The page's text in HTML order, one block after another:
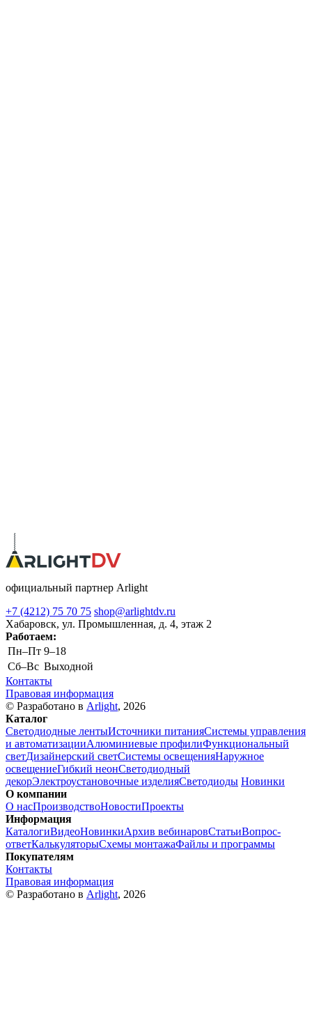
официальный партнер Arlight
+7 (4212) 75 70 75 shop@arlightdv.ru
Хабаровск, ул. Промышленная, д. 4, этаж 2
Работаем:
Пн–Пт 9–18
Cб–Вс Выходной
Контакты
Правовая информация
© Разработано в Arlight, 2026
Каталог
Светодиодные лентыИсточники питанияСистемы управления
и автоматизацииАлюминиевые профилиФункциональный
светДизайнерский светСистемы освещенияНаружное
освещениеГибкий неонСветодиодный
декорЭлектроустановочные изделияСветодиоды Новинки
О компании
О насПроизводствоНовостиПроекты
Информация
КаталогиВидеоНовинкиАрхив вебинаровСтатьиВопрос-
ответКалькуляторыСхемы монтажаФайлы и программы
Покупателям
Контакты
Правовая информация
© Разработано в Arlight, 2026